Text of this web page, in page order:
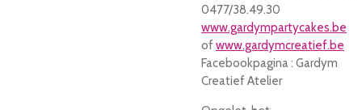
0477/38.49.30
www.gardympartycakes.be
ofwww.gardymcreatief.be
Facebookpagina : Gardym
Creatief Atelier